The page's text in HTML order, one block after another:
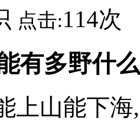
点击:114次
有多野什
上山能下